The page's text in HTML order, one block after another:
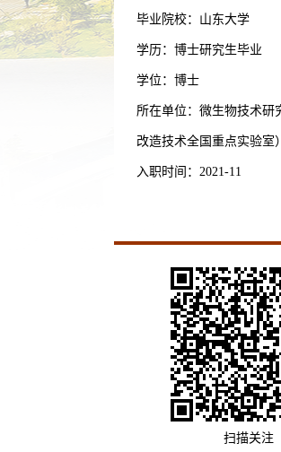
毕业院校：山东大学
学历：博士研究生毕业
学位：博士
所在单位：微生物技术研
改造技术全国重点实验室）
入职时间：2021-11
扫描关注